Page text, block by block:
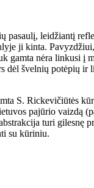
leidžiantį
ji kinta.
gamta nėra linkusi
dėl švelnių potėpių
S. Rickevičiūtės
pajūrio vaizdą
turi gilesnę
su kūriniu.